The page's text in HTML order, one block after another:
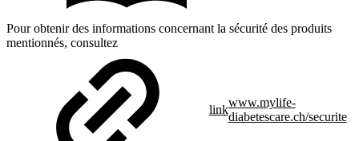
Pour obtenir des informations concernant la sécurité des produits
mentionnés, consultez
link
www.mylife-
diabetescare.ch/securite